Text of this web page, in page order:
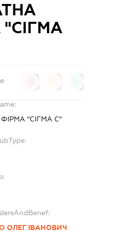
"СІГМА С"
ОЛЕГ ІВАНОВИЧ